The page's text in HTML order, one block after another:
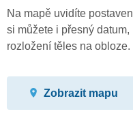
Na mapě uvidíte
si můžete i přesný
rozložení těles na obloze.
Zobrazit mapu